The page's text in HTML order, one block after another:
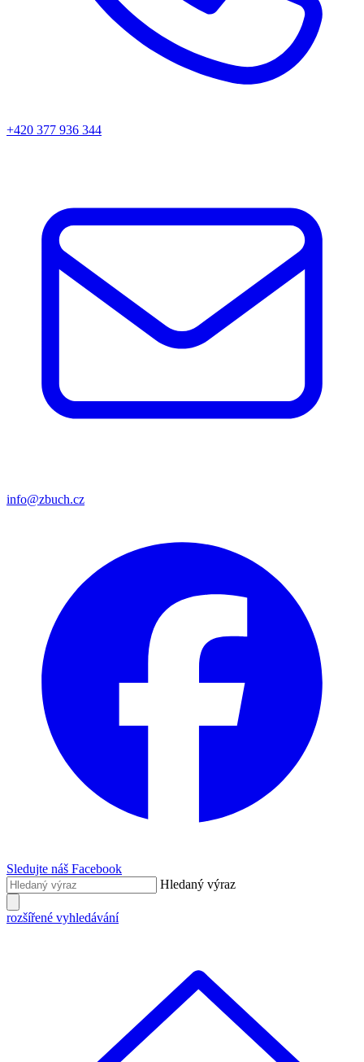
+420 377 936 344
info@zbuch.cz
Sledujte náš Facebook
Hledaný výraz
rozšířené vyhledávání